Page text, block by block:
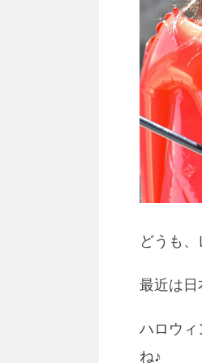
どうも、
最近は日
ハロウィ
ね♪